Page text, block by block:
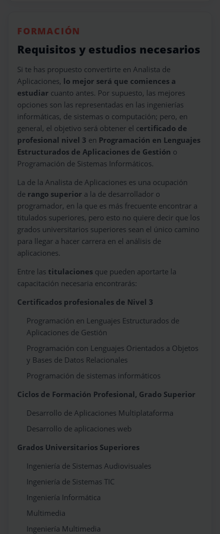
FORMACIÓN
Requisitos y estudios necesarios
Si te has propuesto convertirte en Analista de
Aplicaciones, lo mejor será que comiences a
estudiar cuanto antes. Por supuesto, las mejores
opciones son las representadas en las ingenierías
informáticas, de sistemas o computación; pero, en
general, el objetivo será obtener el certificado de
profesional nivel 3 en Programación en Lenguajes
Estructurados de Aplicaciones de Gestión o
Programación de Sistemas Informáticos.
La de la Analista de Aplicaciones es una ocupación
de rango superior a la de desarrollador o
programador, en la que es más frecuente encontrar a
titulados superiores, pero esto no quiere decir que los
grados universitarios superiores sean el único camino
para llegar a hacer carrera en el análisis de
aplicaciones.
Entre las titulaciones que pueden aportarte la
capacitación necesaria encontrarás:
Certificados profesionales de Nivel 3
Programación en Lenguajes Estructurados de
Aplicaciones de Gestión
Programación con Lenguajes Orientados a Objetos
y Bases de Datos Relacionales
Programación de sistemas informáticos
Ciclos de Formación Profesional, Grado Superior
Desarrollo de Aplicaciones Multiplataforma
Desarrollo de aplicaciones web
Grados Universitarios Superiores
Ingeniería de Sistemas Audiovisuales
Ingeniería de Sistemas TIC
Ingeniería Informática
Multimedia
Ingeniería Multimedia